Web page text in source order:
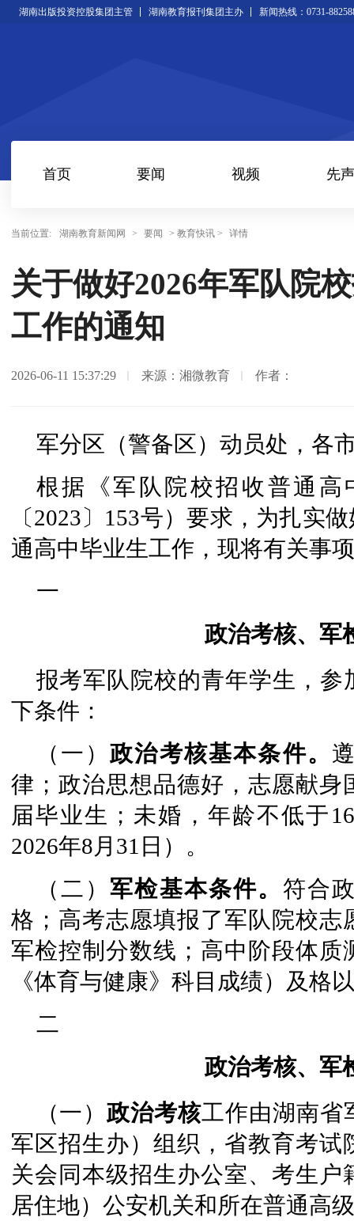
湖南出版投资控股集团主管 湖南教育报刊集团主办 新闻热线：0731-
首页 要闻 视频 先声
当前位置: 湖南教育新闻网 > 要闻 > 教育快讯 > 详情
关于做好2026年军队院
工作的通知
2026-06-11 15:37:29 来源：湘微教育 作者：
军分区（警备区）动员处，各
根据《军队院校招收普通
〔2023〕153号）要求，为扎实
通高中毕业生工作，现将有关事
一
政治考核、军
报考军队院校的青年学生，
下条件：
（一）政治考核基本条件。
律；政治思想品德好，志愿献
届毕业生；未婚，年龄不低于
2026年8月31日）。
（二）军检基本条件。 符合
格；高考志愿填报了军队院校
军检控制分数线；高中阶段体
《体育与健康》科目成绩）及格
二
政治考核、军
（一）政治考核工作由湖南省
军区招生办）组织，省教育考
关会同本级招生办公室、考生
居住地）公安机关和所在普通高